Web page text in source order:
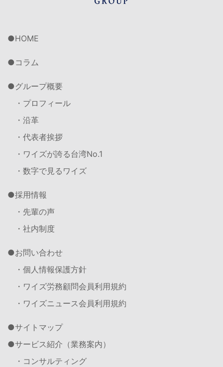
HOME
コラム
グループ概要
・プロフィール
・沿革
・代表者挨拶
・ワイズが誇る台湾No.1
・数字で見るワイズ
採用情報
・先輩の声
・社内制度
お問い合わせ
・個人情報保護方針
・ワイズ労務顧問会員利用規約
・ワイズニュース会員利用規約
サイトマップ
サービス紹介（業務案内）
・コンサルティング